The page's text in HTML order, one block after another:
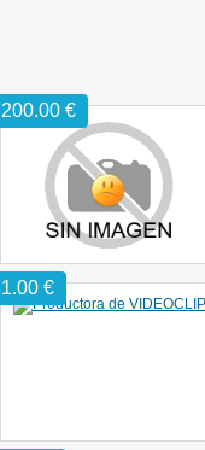
200.00 €
1.00 €